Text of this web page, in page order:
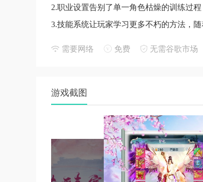
2.职业设置告别了单一角色枯燥的训练过
3.技能系统让玩家学习更多不朽的方法，
3、神兵羽翼联合施展，拥有的爆发输出，
4、灵珠是可以迅速的提升你的修为的，
需要网络 免费 无需谷歌市场
游戏截图